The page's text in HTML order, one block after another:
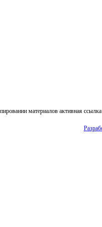
материалов активная ссылка